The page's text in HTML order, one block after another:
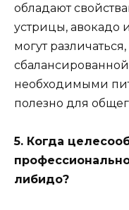
обладают
устрицы, авокадо
могут
необходимыми
полезно для
5. Когда
либидо?